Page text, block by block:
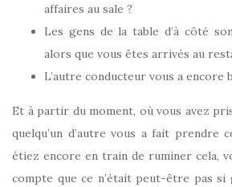
affaires au sale ?
Les gens de la table d’à côté
alors que vous êtes arrivés au
L’autre conducteur vous a encore
Et à partir du moment, où vous avez
quelqu’un d’autre vous a fait prendre
étiez encore en train de ruminer cela,
compte que ce n’était peut-être pas si